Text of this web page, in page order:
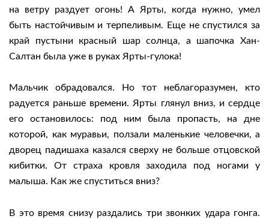
на ветру раздует огонь! А Ярты, когда нужно, умел
быть настойчивым и терпеливым. Еще не спустился за
край пустыни красный шар солнца, а шапочка Хан-
Салтан была уже в руках Ярты-гулока!
Мальчик обрадовался. Но тот неблагоразумен, кто
радуется раньше времени. Ярты глянул вниз, и сердце
его остановилось: под ним была пропасть, на дне
которой, как муравьи, ползали маленькие человечки, а
дворец падишаха казался сверху не больше отцовской
кибитки. От страха кровля заходила под ногами у
малыша. Как же спуститься вниз?
В это время снизу раздались три звонких удара гонга.